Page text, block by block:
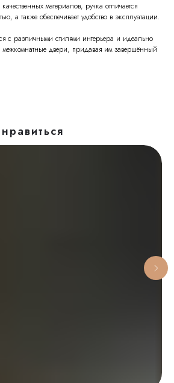
материалов, ручка отличается
а также обеспечивает удобство в эксплуатации.
с различными стилями интерьера и идеально
межкомнатные двери, придавая им завершённый